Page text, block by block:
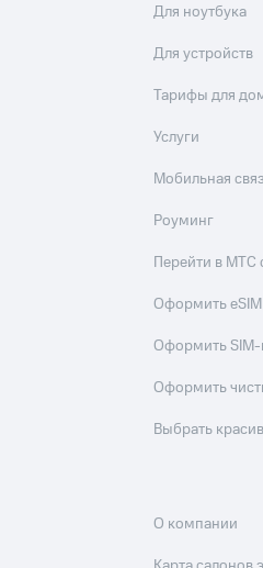
Для ноутбука
Для устройств
Тарифы для
Услуги
Мобильная
Роуминг
Перейти в
Оформить eSIM
Оформить SIM-
Оформить
Выбрать
О компании